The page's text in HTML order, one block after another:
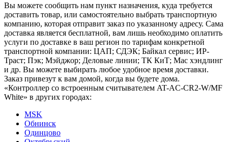
Вы можете сообщить нам пункт назначения, куда требуется
доставить товар, или самостоятельно выбрать транспортную
компанию, которая отправит заказ по указанному адресу. Сама
доставка является бесплатной, вам лишь необходимо оплатить
услуги по доставке в ваш регион по тарифам конкретной
транспортной компании: ЦАП; СДЭК; Байкал сервис; ИР-
Траст; Пэк; Мэйджор; Деловые линии; ТК КиТ; Мас хэндлинг
и др. Вы можете выбирать любое удобное время доставки.
Заказ привезут к вам домой, когда вы будете дома.
«Контроллер со встроенным считывателем AT-AC-CR2-W/MF
White» в других городах:
MSK
Обнинск
Одинцово